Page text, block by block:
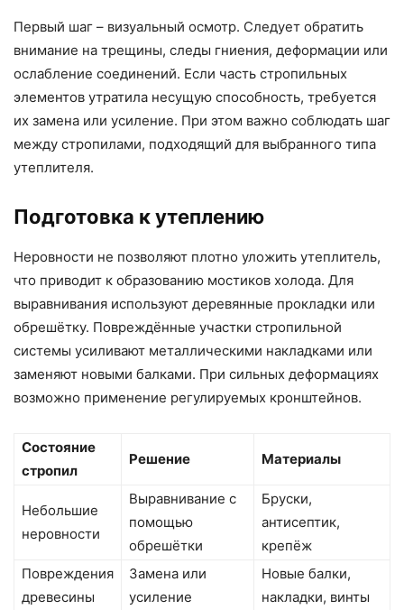
Первый шаг – визуальный осмотр. Следует обратить
внимание на трещины, следы гниения, деформации или
ослабление соединений. Если часть стропильных
элементов утратила несущую способность, требуется
их замена или усиление. При этом важно соблюдать шаг
между стропилами, подходящий для выбранного типа
утеплителя.
Подготовка к утеплению
Неровности не позволяют плотно уложить утеплитель,
что приводит к образованию мостиков холода. Для
выравнивания используют деревянные прокладки или
обрешётку. Повреждённые участки стропильной
системы усиливают металлическими накладками или
заменяют новыми балками. При сильных деформациях
возможно применение регулируемых кронштейнов.
Состояние
стропил
Решение Материалы
Небольшие
неровности
Выравнивание с
помощью
обрешётки
Бруски,
антисептик,
крепёж
Повреждения
древесины
Замена или
усиление
Новые балки,
накладки, винты